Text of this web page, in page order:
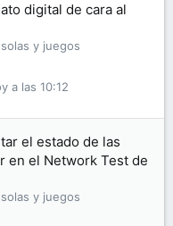
digital de cara al
y juegos
a las 10:12
el estado de las
en el Network Test de
y juegos